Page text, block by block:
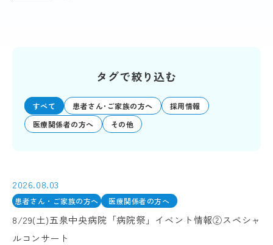
タグで絞り込む
すべて 患者さん･ご家族の方へ
採用情報
医療関係者の方へ
その他
2026.08.03
患者さん・ご家族の方へ 医療関係者の方へ
8/29(土)五泉中央病院「病院祭」イベント情報②スペシャ
ルコンサート